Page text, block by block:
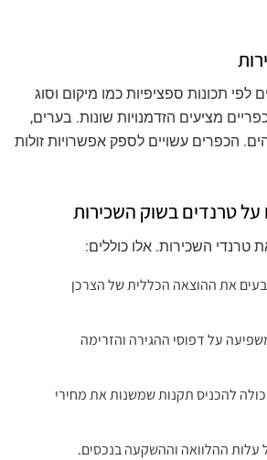
לפי תכונות ספציפיות כמו מיקום וסוג
מציעים הזדמנויות שונות. בערים,
הכפרים עשויים לספק אפשרויות זולות
טרנדים בשוק השכירות
טרנדי השכירות. אלו כוללים:
את ההוצאה הכללית של הצרכן
על דפוסי ההגירה והזרימה
להכניס תקנות שמשנות את מחירי
עלות ההלוואה וההשקעה בנכסים.